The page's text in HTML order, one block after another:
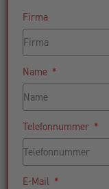
Firma
Name
Telefonnummer
E-Mail